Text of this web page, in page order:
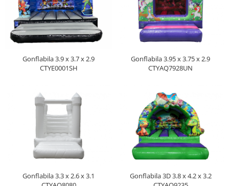
Panouri pentru informare/Marcaje
Foisoare si pergole
Rastel Biciclete
Banci
Gonflabila 3.9 x 3.7 x 2.9
CTYE0001SH
Gonflabila 3.95 x 3.75 x 2.9
CTYAQ7928UN
Gonflabila 3.3 x 2.6 x 3.1
Gonflabila 3D 3.8 x 4.2 x 3.2